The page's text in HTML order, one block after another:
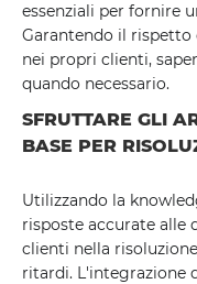
essenziali per fornire
Garantendo il rispetto
nei propri clienti,
quando necessario.
SFRUTTARE GLI
BASE PER
Utilizzando la
risposte accurate alle
clienti nella
ritardi. L'integrazione